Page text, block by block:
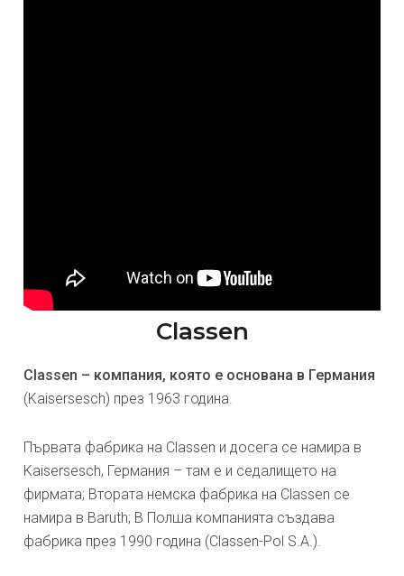
Classen
Classen – компания, която е основана в Германия
(Kaisersesch) през 1963 година.
Първата фабрика на Classen и досега се намира в
Kaisersesch, Германия – там е и седалището на
фирмата; Втората немска фабрика на Classen се
намира в Baruth; В Полша компанията създава
фабрика през 1990 година (Classen-Pol S.A.).